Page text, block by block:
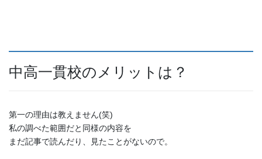
中高一貫校のメリットは？
第一の理由は教えません(笑)
私の調べた範囲だと同様の内容を
まだ記事で読んだり、見たことがないので。